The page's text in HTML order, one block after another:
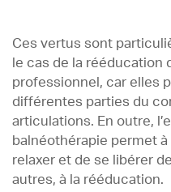
Ces vertus sont
le cas de la rééducation
professionnel, car elles
différentes parties du
articulations. En outre,
balnéothérapie permet
relaxer et de se libérer
autres, à la rééducation.